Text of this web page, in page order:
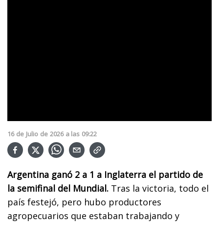
16 de Julio de 2026 a las 09:22
Argentina ganó 2 a 1 a Inglaterra el partido de
la semifinal del Mundial. Tras la victoria, todo el
país festejó, pero hubo productores
agropecuarios que estaban trabajando y